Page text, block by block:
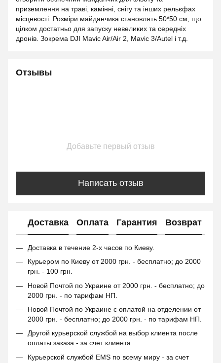
приземлення на траві, камінні, снігу та інших рельєфах
місцевості. Розміри майданчика становлять 50*50 см, що
цілком достатньо для запуску невеликих та середніх
дронів. Зокрема DJI Mavic Air/Air 2, Mavic 3/Autel і т.д.
Отзывы
Добавьте первый отзыв
Написать отзыв
Доставка Оплата Гарантия Возврат
Доставка в течение 2-х часов по Киеву.
Курьером по Киеву от 2000 грн. - бесплатно; до 2000
грн. - 100 грн.
Новой Почтой по Украине от 2000 грн. - бесплатно; до
2000 грн. - по тарифам НП.
Новой Почтой по Украине с оплатой на отделении от
2000 грн. - бесплатно; до 2000 грн. - по тарифам НП.
Другой курьерской службой на выбор клиента после
оплаты заказа - за счет клиента.
Курьерской службой EMS по всему миру - за счет